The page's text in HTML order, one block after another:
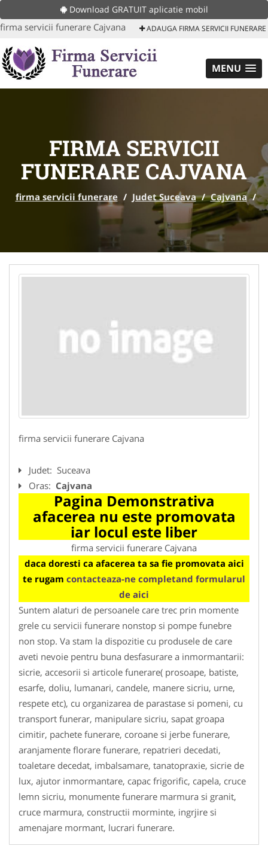
Download GRATUIT aplicatie mobil
firma servicii funerare Cajvana ADAUGA FIRMA SERVICII FUNERARE
MENU
FIRMA SERVICII
FUNERARE CAJVANA
firma servicii funerare / Judet Suceava / Cajvana /
firma servicii funerare Cajvana
Judet: Suceava
Oras: Cajvana
Pagina Demonstrativa
afacerea nu este promovata
iar locul este liber
firma servicii funerare Cajvana
daca doresti ca afacerea ta sa fie promovata aici
te rugam contacteaza-ne completand formularul
de aici
Suntem alaturi de persoanele care trec prin momente
grele cu servicii funerare nonstop si pompe funebre
non stop. Va stam la dispozitie cu produsele de care
aveti nevoie pentru buna desfasurare a inmormantarii:
sicrie, accesorii si articole funerare( prosoape, batiste,
esarfe, doliu, lumanari, candele, manere sicriu, urne,
respete etc), cu organizarea de parastase si pomeni, cu
transport funerar, manipulare sicriu, sapat groapa
cimitir, pachete funerare, coroane si jerbe funerare,
aranjamente florare funerare, repatrieri decedati,
toaletare decedat, imbalsamare, tanatopraxie, sicrie de
lux, ajutor inmormantare, capac frigorific, capela, cruce
lemn sicriu, monumente funerare marmura si granit,
cruce marmura, constructii morminte, ingrjire si
amenajare mormant, lucrari funerare.